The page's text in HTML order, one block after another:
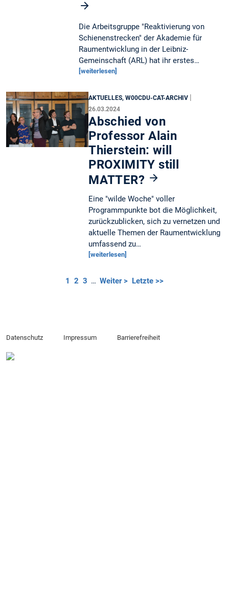
Die Arbeitsgruppe "Reaktivierung von
Schienenstrecken" der Akademie für
Raumentwicklung in der Leibniz-
Gemeinschaft (ARL) hat ihr erstes…
[weiterlesen]
AKTUELLES, W00CDU-CAT-ARCHIV |
26.03.2024
Abschied von
Professor Alain
Thierstein: will
PROXIMITY still
MATTER?
Eine "wilde Woche" voller
Programmpunkte bot die Möglichkeit,
zurückzublicken, sich zu vernetzen und
aktuelle Themen der Raumentwicklung
umfassend zu…
[weiterlesen]
1 2 3 … Weiter > Letzte >>
Datenschutz Impressum Barrierefreiheit